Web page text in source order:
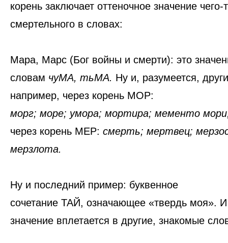
корень заключает оттеночное значение чего-
смертельного в словах:
Мара, Марс (Бог войны и смерти): это
словам чуМА, тьМА. Ну и, разумеется,
например, через корень МОР:
морг; море; умора; мортира; мементо
через корень МЕР: смерть; мертвец;
мерзлота.
Ну и последний пример: буквенное
сочетание ТАЙ, означающее «твердь моя». И
значение вплетается в другие, знакомые